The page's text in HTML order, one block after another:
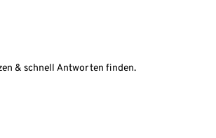
& schnell Antworten finden.